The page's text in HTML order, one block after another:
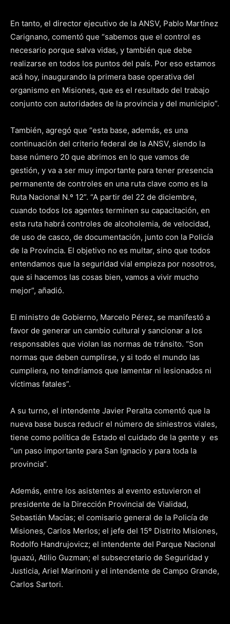
En tanto, el director ejecutivo de la ANSV, Pablo Martínez
Carignano, comentó que “sabemos que el control es
necesario porque salva vidas, y también que debe
realizarse en todos los puntos del país. Por eso estamos
acá hoy, inaugurando la primera base operativa del
organismo en Misiones, que es el resultado del trabajo
conjunto con autoridades de la provincia y del municipio”.
También, agregó que “esta base, además, es una
continuación del criterio federal de la ANSV, siendo la
base número 20 que abrimos en lo que vamos de
gestión, y va a ser muy importante para tener presencia
permanente de controles en una ruta clave como es la
Ruta Nacional N.º 12”. “A partir del 22 de diciembre,
cuando todos los agentes terminen su capacitación, en
esta ruta habrá controles de alcoholemia, de velocidad,
de uso de casco, de documentación, junto con la Policía
de la Provincia. El objetivo no es multar, sino que todos
entendamos que la seguridad vial empieza por nosotros,
que si hacemos las cosas bien, vamos a vivir mucho
mejor”, añadió.
El ministro de Gobierno, Marcelo Pérez, se manifestó a
favor de generar un cambio cultural y sancionar a los
responsables que violan las normas de tránsito. “Son
normas que deben cumplirse, y si todo el mundo las
cumpliera, no tendríamos que lamentar ni lesionados ni
víctimas fatales”.
A su turno, el intendente Javier Peralta comentó que la
nueva base busca reducir el número de siniestros viales,
tiene como política de Estado el cuidado de la gente y es
“un paso importante para San Ignacio y para toda la
provincia”.
Además, entre los asistentes al evento estuvieron el
presidente de la Dirección Provincial de Vialidad,
Sebastián Macías; el comisario general de la Policía de
Misiones, Carlos Merlos; el jefe del 15º Distrito Misiones,
Rodolfo Handrujovicz; el intendente del Parque Nacional
Iguazú, Atilio Guzman; el subsecretario de Seguridad y
Justicia, Ariel Marinoni y el intendente de Campo Grande,
Carlos Sartori.